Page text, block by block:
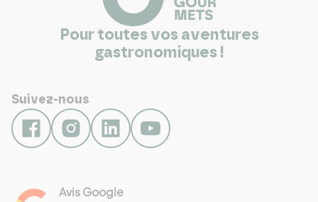
Pour toutes vos aventures
gastronomiques !
Suivez-nous
Avis Google